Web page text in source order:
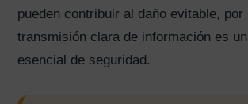
pueden contribuir al daño evitable, por
transmisión clara de información es
esencial de seguridad.